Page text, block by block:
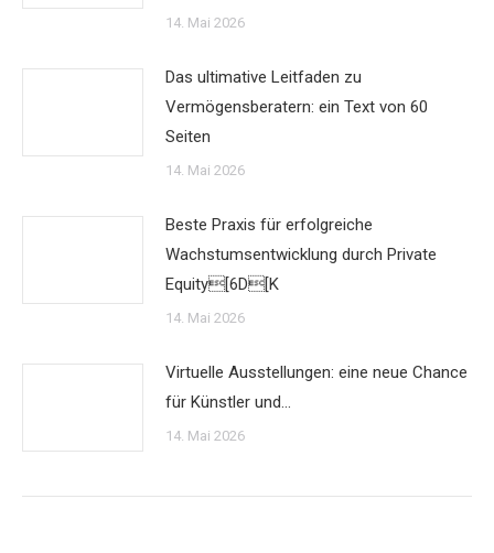
14. Mai 2026
Das ultimative Leitfaden zu
Vermögensberatern: ein Text von 60
Seiten
14. Mai 2026
Beste Praxis für erfolgreiche
Wachstumsentwicklung durch Private
Equity[6D[K
14. Mai 2026
Virtuelle Ausstellungen: eine neue Chance
für Künstler und…
14. Mai 2026